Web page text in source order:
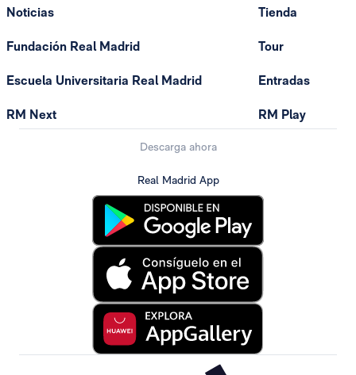
Noticias
Fundación Real Madrid
Escuela Universitaria Real Madrid
RM Next
Tienda
Tour
Entradas
RM Play
Descarga ahora
Real Madrid App